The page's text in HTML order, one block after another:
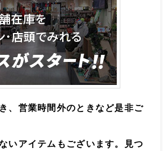
、営業時間外のときなど是非ご
いアイテムもございます。見つ